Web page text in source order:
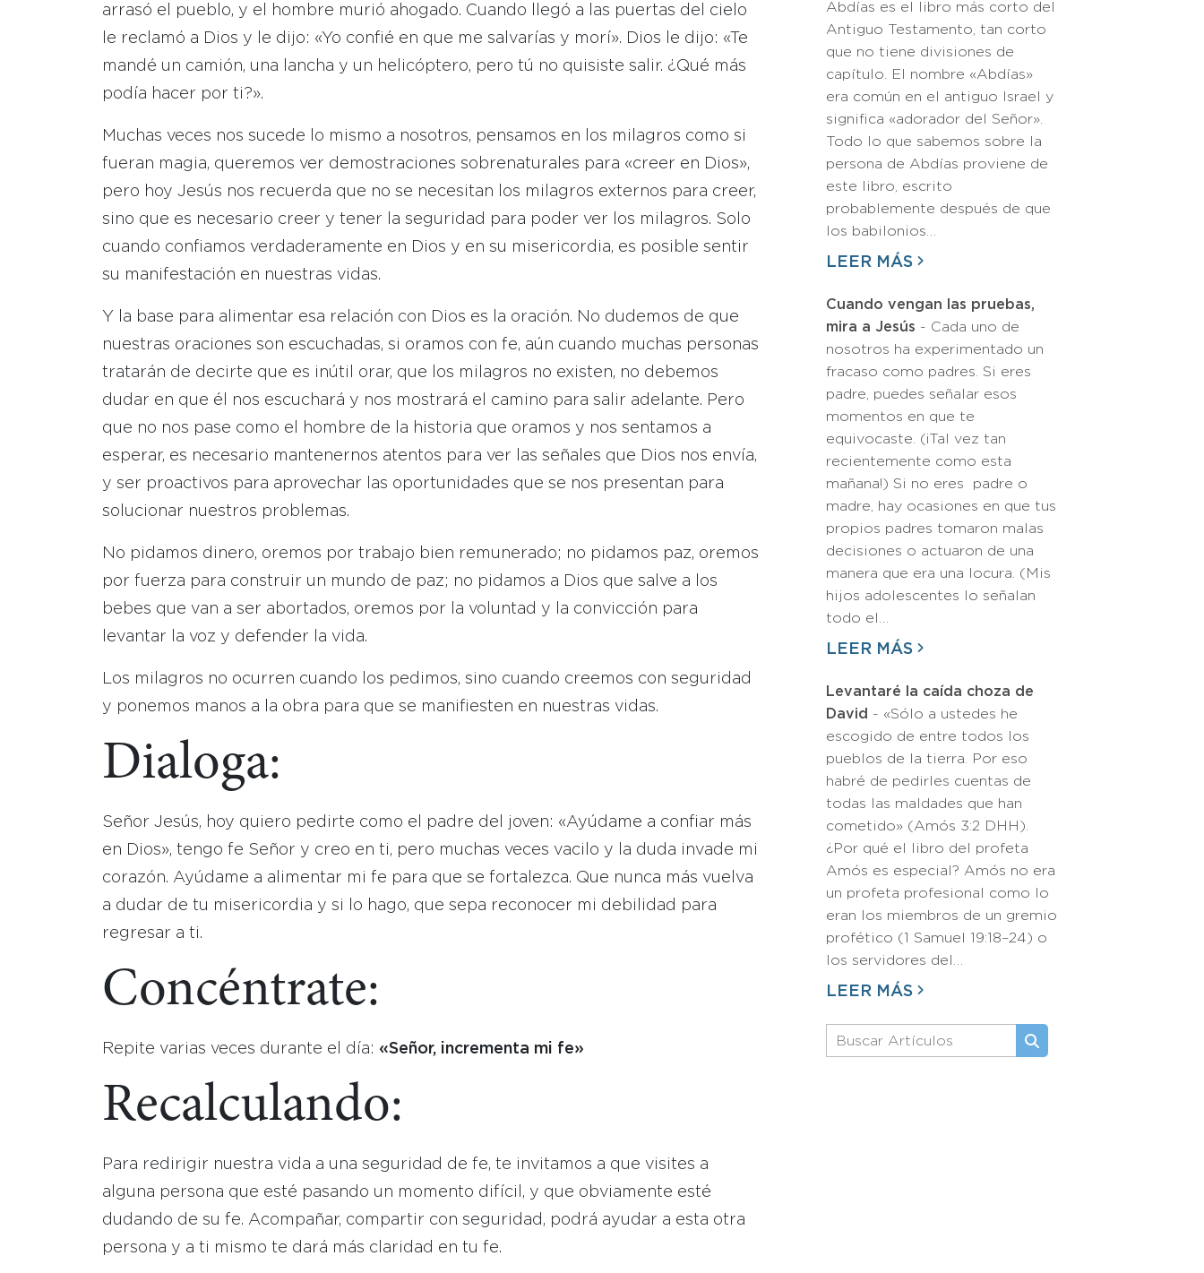
arrasó el pueblo, y el hombre murió ahogado. Cuando llegó a las puertas del cielo
le reclamó a Dios y le dijo: «Yo confié en que me salvarías y morí». Dios le dijo: «Te
mandé un camión, una lancha y un helicóptero, pero tú no quisiste salir. ¿Qué más
podía hacer por ti?».
Muchas veces nos sucede lo mismo a nosotros, pensamos en los milagros como si
fueran magia, queremos ver demostraciones sobrenaturales para «creer en Dios»,
pero hoy Jesús nos recuerda que no se necesitan los milagros externos para creer,
sino que es necesario creer y tener la seguridad para poder ver los milagros. Solo
cuando confiamos verdaderamente en Dios y en su misericordia, es posible sentir
su manifestación en nuestras vidas.
Y la base para alimentar esa relación con Dios es la oración. No dudemos de que
nuestras oraciones son escuchadas, si oramos con fe, aún cuando muchas personas
tratarán de decirte que es inútil orar, que los milagros no existen, no debemos
dudar en que él nos escuchará y nos mostrará el camino para salir adelante. Pero
que no nos pase como el hombre de la historia que oramos y nos sentamos a
esperar, es necesario mantenernos atentos para ver las señales que Dios nos envía,
y ser proactivos para aprovechar las oportunidades que se nos presentan para
solucionar nuestros problemas.
No pidamos dinero, oremos por trabajo bien remunerado; no pidamos paz, oremos
por fuerza para construir un mundo de paz; no pidamos a Dios que salve a los
bebes que van a ser abortados, oremos por la voluntad y la convicción para
levantar la voz y defender la vida.
Los milagros no ocurren cuando los pedimos, sino cuando creemos con seguridad
y ponemos manos a la obra para que se manifiesten en nuestras vidas.
Dialoga:
Señor Jesús, hoy quiero pedirte como el padre del joven: «Ayúdame a confiar más
en Dios», tengo fe Señor y creo en ti, pero muchas veces vacilo y la duda invade mi
corazón. Ayúdame a alimentar mi fe para que se fortalezca. Que nunca más vuelva
a dudar de tu misericordia y si lo hago, que sepa reconocer mi debilidad para
regresar a ti.
Concéntrate:
Repite varias veces durante el día: «Señor, incrementa mi fe»
Recalculando:
Para redirigir nuestra vida a una seguridad de fe, te invitamos a que visites a
alguna persona que esté pasando un momento difícil, y que obviamente esté
dudando de su fe. Acompañar, compartir con seguridad, podrá ayudar a esta otra
persona y a ti mismo te dará más claridad en tu fe.
Abdías es el libro más corto del
Antiguo Testamento, tan corto
que no tiene divisiones de
capítulo. El nombre «Abdías»
era común en el antiguo Israel y
significa «adorador del Señor».
Todo lo que sabemos sobre la
persona de Abdías proviene de
este libro, escrito
probablemente después de que
los babilonios…
LEER MÁS
Cuando vengan las pruebas,
mira a Jesús - Cada uno de
nosotros ha experimentado un
fracaso como padres. Si eres
padre, puedes señalar esos
momentos en que te
equivocaste. (¡Tal vez tan
recientemente como esta
mañana!) Si no eres padre o
madre, hay ocasiones en que tus
propios padres tomaron malas
decisiones o actuaron de una
manera que era una locura. (Mis
hijos adolescentes lo señalan
todo el…
LEER MÁS
Levantaré la caída choza de
David - «Sólo a ustedes he
escogido de entre todos los
pueblos de la tierra. Por eso
habré de pedirles cuentas de
todas las maldades que han
cometido» (Amós 3:2 DHH).
¿Por qué el libro del profeta
Amós es especial? Amós no era
un profeta profesional como lo
eran los miembros de un gremio
profético (1 Samuel 19:18–24) o
los servidores del…
LEER MÁS